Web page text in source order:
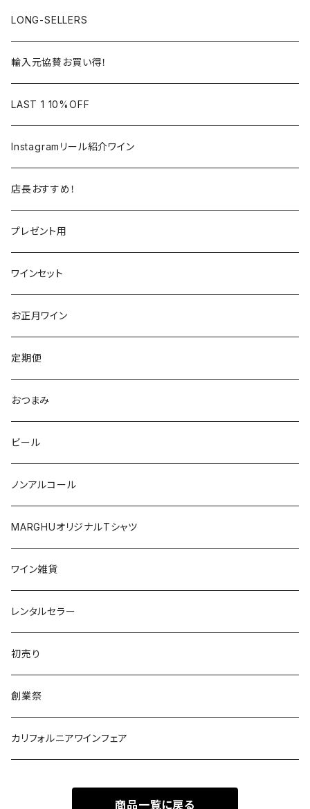
アルザス
ロワール
フランス
ラングドック
イタリア
トスカーナ
ヴェネト
スペイン
リオハ
トロ
アメリカ
カリフォルニア
オレゴン
ニュージーランド
オーストラリア
チリ
ドイツ
アルゼンチン
日本
オーストリア
南アフリカ
ポルトガル
ローヌ
ラングドック
フランス
イタリア
トスカーナ
ピエモンテ
マルケ
シチリア
スペイン
カリニェナ
ドイツ
ニュージーランド
アメリカ
カリフォルニア
オレゴン
南アフリカ
オーストリア
チリ
オーストラリア
日本
ポルトガル
日本
イタリア
南アフリカ
ニュージーランド
イギリス
ドイツ
アメリカ
オーストラリア
ドイツ
オーストラリア
カリフォルニア
日本
LONG-SELLERS
輸入元協賛お買い得！
LAST 1 10%OFF
Instagramリール紹介ワイン
店長おすすめ！
プレゼント用
ワインセット
お正月ワイン
定期便
おつまみ
ビール
ノンアルコール
MARGHUオリジナルTシャツ
ワイン雑貨
レンタルセラー
初売り
創業祭
カリフォルニアワインフェア
商品一覧に戻る